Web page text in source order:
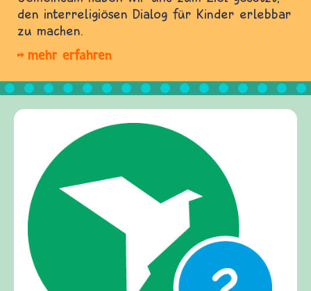
den interreligiösen Dialog für Kinder erlebbar
zu machen.
mehr erfahren